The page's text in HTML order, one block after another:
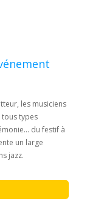
les musiciens
types
du festif à
un large
jazz.